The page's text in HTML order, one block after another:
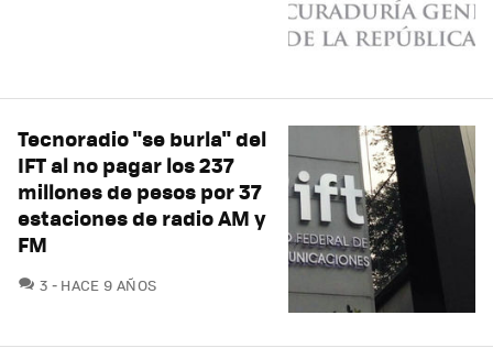
Tecnoradio "se burla" del
IFT al no pagar los 237
millones de pesos por 37
estaciones de radio AM y
FM
3 COMENTARIOS
HACE 9 AÑOS